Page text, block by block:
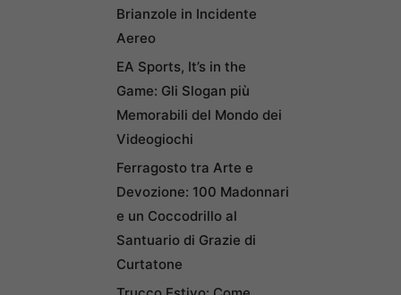
Brianzole in Incidente
Aereo
EA Sports, It’s in the
Game: Gli Slogan più
Memorabili del Mondo dei
Videogiochi
Ferragosto tra Arte e
Devozione: 100 Madonnari
e un Coccodrillo al
Santuario di Grazie di
Curtatone